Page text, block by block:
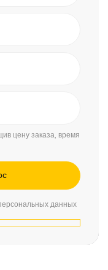
цену заказа, время
данных